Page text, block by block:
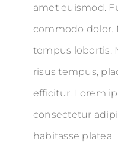
amet euismod.
commodo dolor.
tempus lobortis.
risus tempus,
efficitur. Lorem
consectetur
habitasse platea